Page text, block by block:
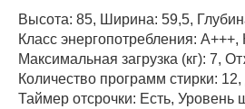
Высота: 85, Ширина: 59,5,
Класс энергопотребления:
Максимальная загрузка (кг): 7,
Количество программ стирки:
Таймер отсрочки: Есть, Уровень